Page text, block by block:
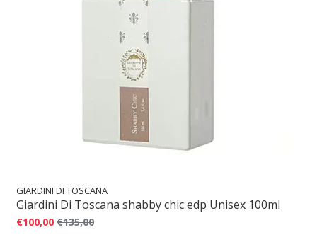
GIARDINI DI TOSCANA
Giardini Di Toscana shabby chic edp Unisex 100ml
€100,00 €135,00